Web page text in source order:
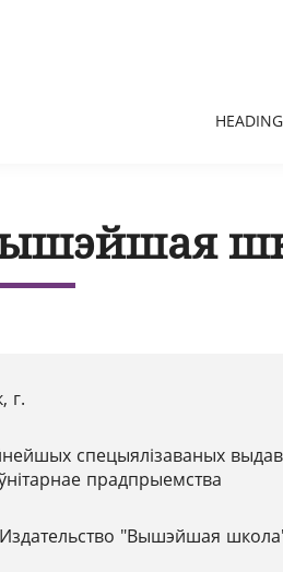
г.
спецыялізаваных
прадпрыемства
Издательство "Вышэйшая